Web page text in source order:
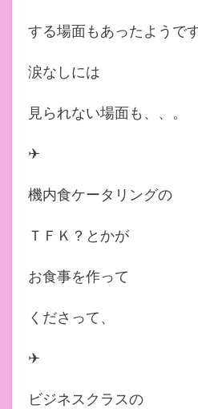
する場面もあったようです
涙なしには
見られない場面も、、。
✈︎
機内食ケータリングの
ＴＦＫ？とかが
お食事を作って
くださって、
✈︎
ビジネスクラスの